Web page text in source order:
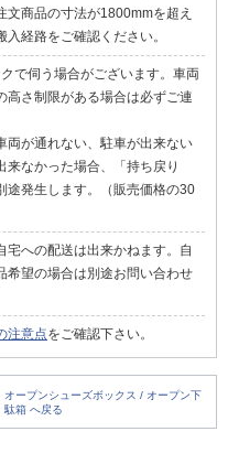
文商品の寸法が1800mmを超え
経路をご確認ください。
で伺う場合がございます。車両
高さ制限がある場合は必ずご連
両が通れない、駐車が出来ない
来なかった場合、「持ち戻り
途発生します。（販売価格の30
宅への配送は出来かねます。自
希望の場合は別途お問い合わせ
注意点をご確認下さい。
オープンシューズボックス / オープン下
駄箱 へ戻る